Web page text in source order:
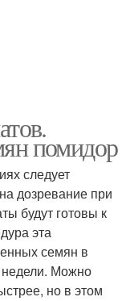
помидор
следует
дозревание при
будут готовы к
эта
семян в
Можно
но в этом